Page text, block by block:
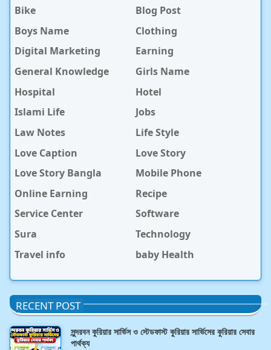
Bike
Blog Post
Boys Name
Clothing
Digital Marketing
Earning
General Knowledge
Girls Name
Hospital
Hotel
Islami Life
Jobs
Law Notes
Life Style
Love Caption
Love Story
Love Story Bangla
Mobile Phone
Online Earning
Recipe
Service Center
Software
Sura
Technology
Travel info
baby Health
RECENT POST
সুন্দরবন কুরিয়ার সার্ভিস ও স্টেডফাস্ট কুরিয়ার সার্ভিসের কুরিয়ার সেবার
পার্থক্য